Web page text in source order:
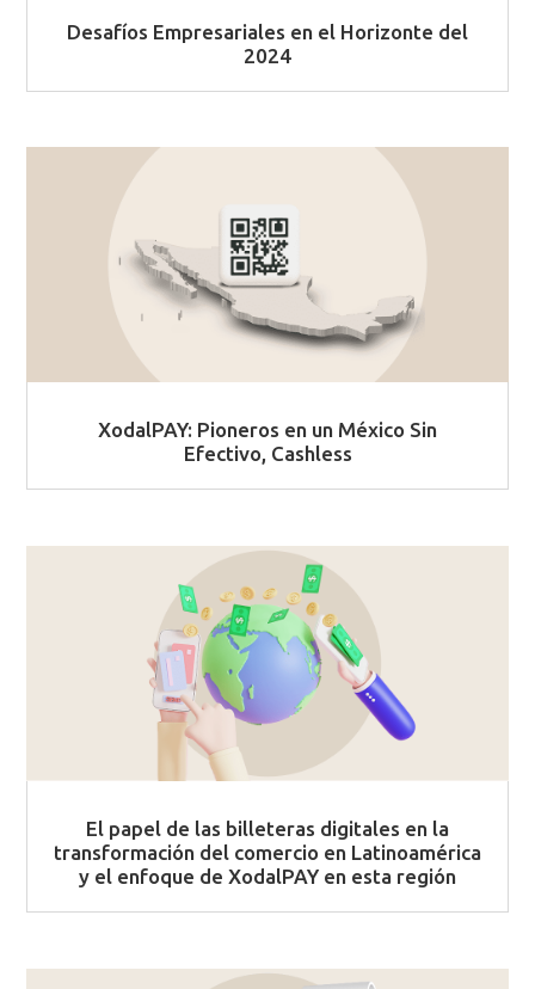
Desafíos Empresariales en el Horizonte del
2024​
XodalPAY: Pioneros en un México Sin
Efectivo, Cashless
El papel de las billeteras digitales en la
transformación del comercio en Latinoamérica
y el enfoque de XodalPAY en esta región